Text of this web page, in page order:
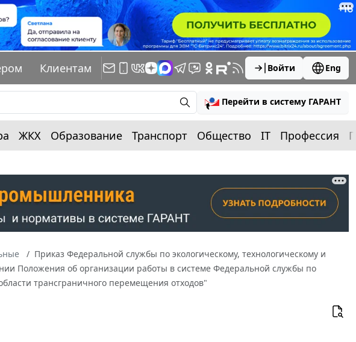
Клиентам Войти Eng
Перейти в систему ГАРАНТ
ЖКХ Образование Транспорт Общество IT Профессия
Приказ Федеральной службы по экологическому, технологическому и
Положения об организации работы в системе Федеральной службы по
трансграничного перемещения отходов"